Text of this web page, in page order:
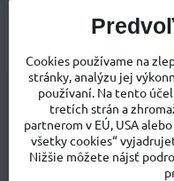
Cookies používame na
stránky, analýzu jej
používaní. Na tento
tretích strán a
partnerom v EÚ, USA
všetky cookies“
Nižšie môžete nájsť